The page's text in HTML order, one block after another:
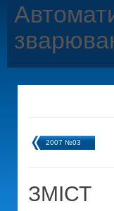
2007 №03
ЗМІСТ